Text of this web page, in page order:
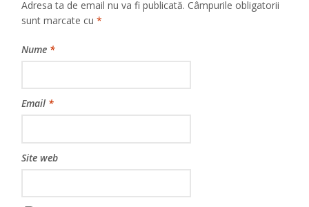
Adresa ta de email nu va fi publicată. Câmpurile obligatorii
sunt marcate cu*
Nume *
Email *
Site web